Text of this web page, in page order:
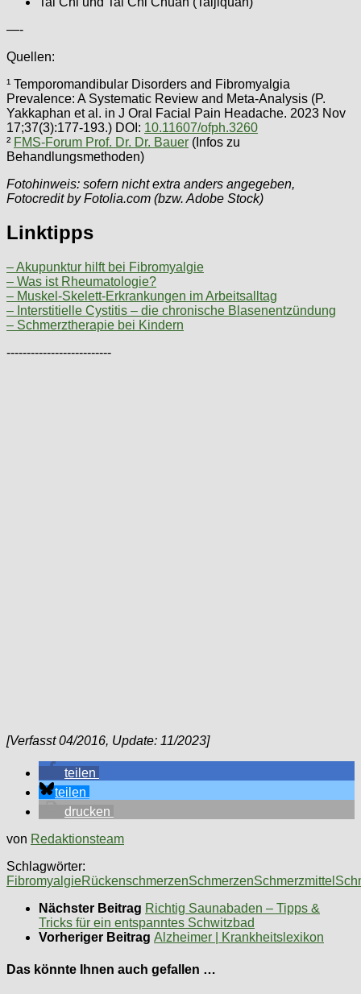
—-
Quellen:
¹ Temporomandibular Disorders and Fibromyalgia
Prevalence: A Systematic Review and Meta-Analysis (P.
Yakkaphan et al. in J Oral Facial Pain Headache. 2023 Nov
17;37(3):177-193.) DOI: 10.11607/ofph.3260
² FMS-Forum Prof. Dr. Dr. Bauer (Infos zu
Behandlungsmethoden)
Fotohinweis: sofern nicht extra anders angegeben,
Fotocredit by Fotolia.com (bzw. Adobe Stock)
Linktipps
– Akupunktur hilft bei Fibromyalgie
– Was ist Rheumatologie?
– Muskel-Skelett-Erkrankungen im Arbeitsalltag
– Interstitielle Cystitis – die chronische Blasenentzündung
– Schmerztherapie bei Kindern
--------------------------
[Verfasst 04/2016, Update: 11/2023]
teilen
teilen
drucken
von Redaktionsteam
Schlagwörter:
FibromyalgieRückenschmerzenSchmerzenSchmerzmittel
Nächster Beitrag Richtig Saunabaden – Tipps &
Tricks für ein entspanntes Schwitzbad
Vorheriger Beitrag Alzheimer | Krankheitslexikon
Das könnte Ihnen auch gefallen …